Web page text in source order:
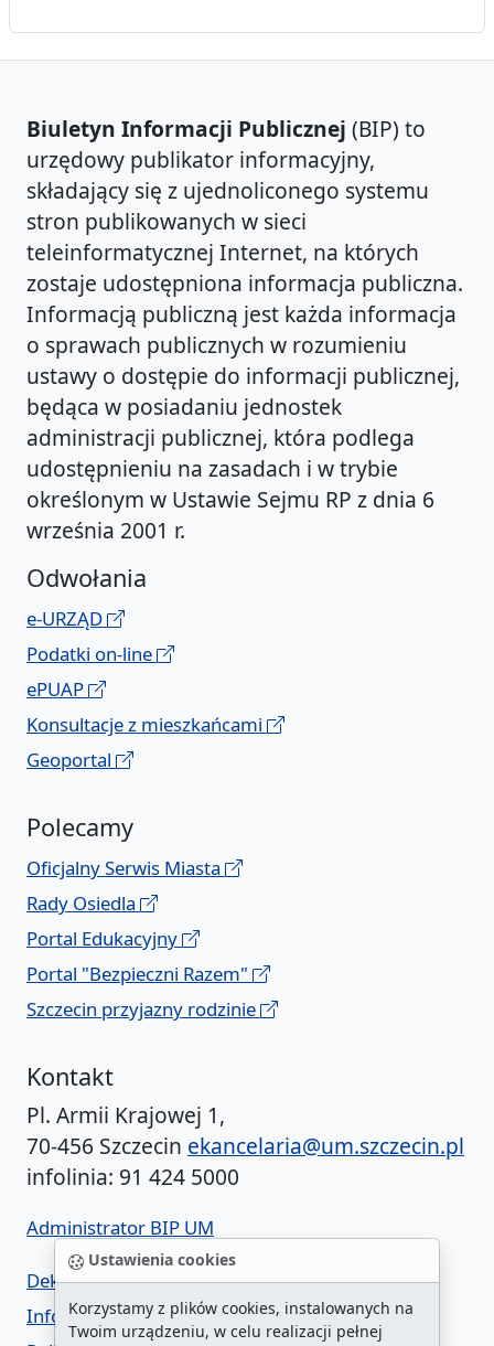
Ustawienia cookies
Korzystamy z plików cookies, instalowanych na
Twoim urządzeniu, w celu realizacji pełnej
Biuletyn Informacji Publicznej (BIP) to
urzędowy publikator informacyjny,
składający się z ujednoliconego systemu
stron publikowanych w sieci
teleinformatycznej Internet, na których
zostaje udostępniona informacja publiczna.
Informacją publiczną jest każda informacja
o sprawach publicznych w rozumieniu
ustawy o dostępie do informacji publicznej,
będąca w posiadaniu jednostek
administracji publicznej, która podlega
udostępnieniu na zasadach i w trybie
określonym w Ustawie Sejmu RP z dnia 6
września 2001 r.
Odwołania
e-URZĄD
Podatki on-line
ePUAP
Konsultacje z mieszkańcami
Geoportal
Polecamy
Oficjalny Serwis Miasta
Rady Osiedla
Portal Edukacyjny
Portal "Bezpieczni Razem"
Szczecin przyjazny rodzinie
Kontakt
Pl. Armii Krajowej 1,
70-456 Szczecin ekancelaria@um.szczecin.pl
infolinia: 91 424 5000
Administrator BIP UM
Deklaracja dostępności
Informacja o urzędzie w ETR